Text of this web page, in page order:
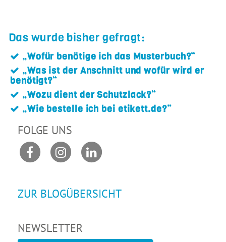
Das wurde bisher gefragt:
„Wofür benötige ich das Musterbuch?“
„Was ist der Anschnitt und wofür wird er
benötigt?“
„Wozu dient der Schutzlack?“
„Wie bestelle ich bei etikett.de?“
FOLGE UNS
ZUR BLOGÜBERSICHT
NEWSLETTER